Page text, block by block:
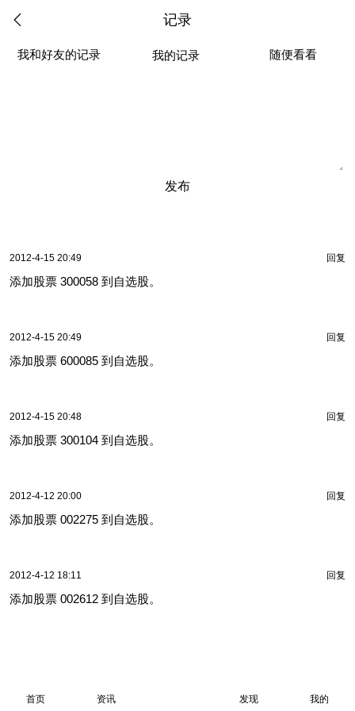
记录
我和好友的记录 我的记录 随便看看
发布
2012-4-15 20:49 回复
添加股票 300058 到自选股。
2012-4-15 20:49 回复
添加股票 600085 到自选股。
2012-4-15 20:48 回复
添加股票 300104 到自选股。
2012-4-12 20:00 回复
添加股票 002275 到自选股。
2012-4-12 18:11 回复
添加股票 002612 到自选股。
首页 资讯 发现 我的